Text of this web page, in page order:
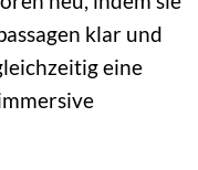
klar und
eine